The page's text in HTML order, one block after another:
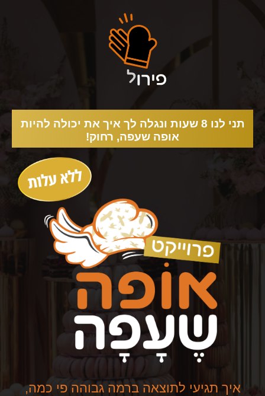
תני לנו 8 שעות ונגלה לך איך את יכולה להיות
אופה שעפה, רחוק!
איך תגיעי לתוצאה ברמה גבוהה פי כמה,